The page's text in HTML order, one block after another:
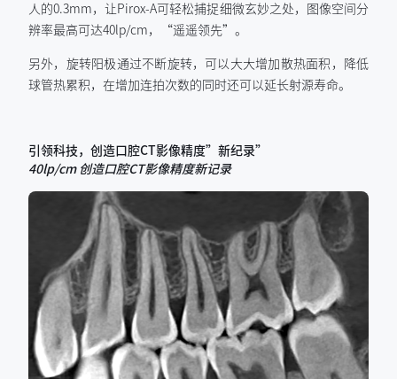
人的0.3mm，让Pirox-A可轻松捕捉细微玄妙之处，图像空间分
辨率最高可达40lp/cm，“遥遥领先”。
另外，旋转阳极通过不断旋转，可以大大增加散热面积，降低
球管热累积，在增加连拍次数的同时还可以延长射源寿命。
引领科技， 创造口腔CT影像精度”新纪录”
40lp/cm 创造口腔CT影像精度新记录